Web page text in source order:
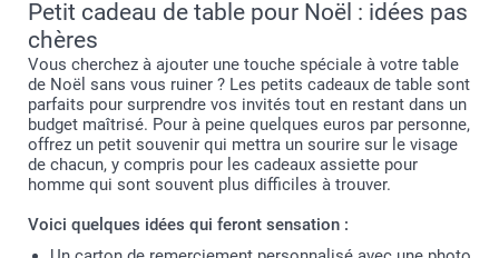
Petit cadeau de table pour Noël : idées pas
chères
Vous cherchez à ajouter une touche spéciale à votre table
de Noël sans vous ruiner ? Les petits cadeaux de table sont
parfaits pour surprendre vos invités tout en restant dans un
budget maîtrisé. Pour à peine quelques euros par personne,
offrez un petit souvenir qui mettra un sourire sur le visage
de chacun, y compris pour les cadeaux assiette pour
homme qui sont souvent plus difficiles à trouver.
Voici quelques idées qui feront sensation :